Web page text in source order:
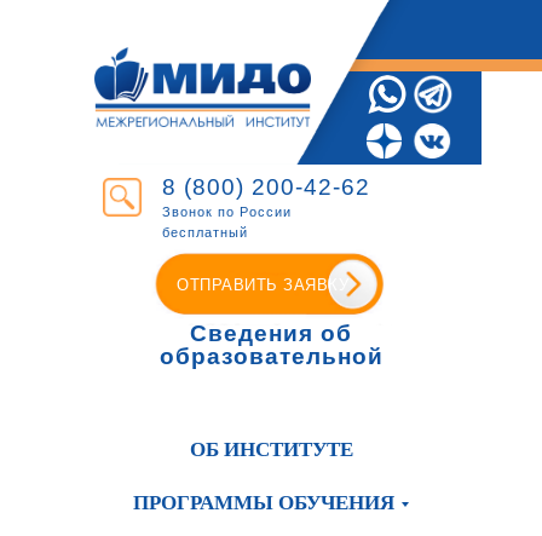
8 (800) 200-42-62
Звонок по России
бесплатный
ОТПРАВИТЬ ЗАЯВКУ
Сведения об
образовательной
ОБ ИНСТИТУТЕ
ПРОГРАММЫ ОБУЧЕНИЯ